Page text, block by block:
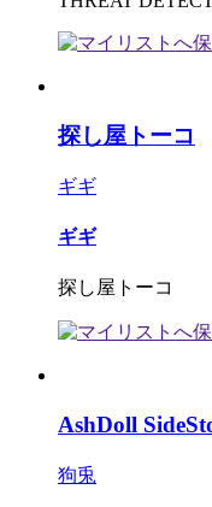
探し屋トーコ
ギギ
ギギ
探し屋トーコ
AshDoll
狗兎